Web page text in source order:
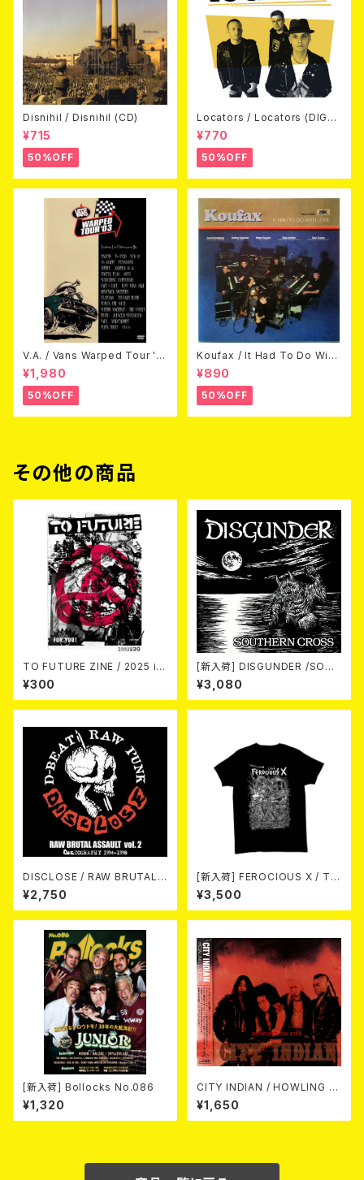
Disnihil / Disnihil (CD)
¥715
50%OFF
Locators / Locators (DIGPA
CK CD)
¥770
50%OFF
V.A. / Vans Warped Tour '0
3 (DVD)
¥1,980
50%OFF
Koufax / It Had To Do With
Love (CD)
¥890
50%OFF
その他の商品
TO FUTURE ZINE / 2025 is
sue 20 (zine)
¥300
[新入荷] DISGUNDER /SOUT
HERN CROSS (CD)
¥3,080
DISCLOSE / RAW BRUTAL
ASSAULT Vol.2 : DISCOGR
APHY 1994-1998 (2CD)
¥2,750
[新入荷] FEROCIOUS X / T S
HIRT
¥3,500
[新入荷] Bollocks No.086
¥1,320
CITY INDIAN / HOWLING O
N FIRE (CD)
¥1,650